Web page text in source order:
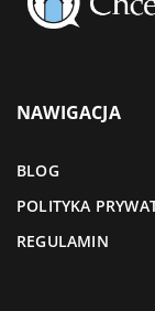
NAWIGACJA
BLOG
POLITYKA
REGULAMIN